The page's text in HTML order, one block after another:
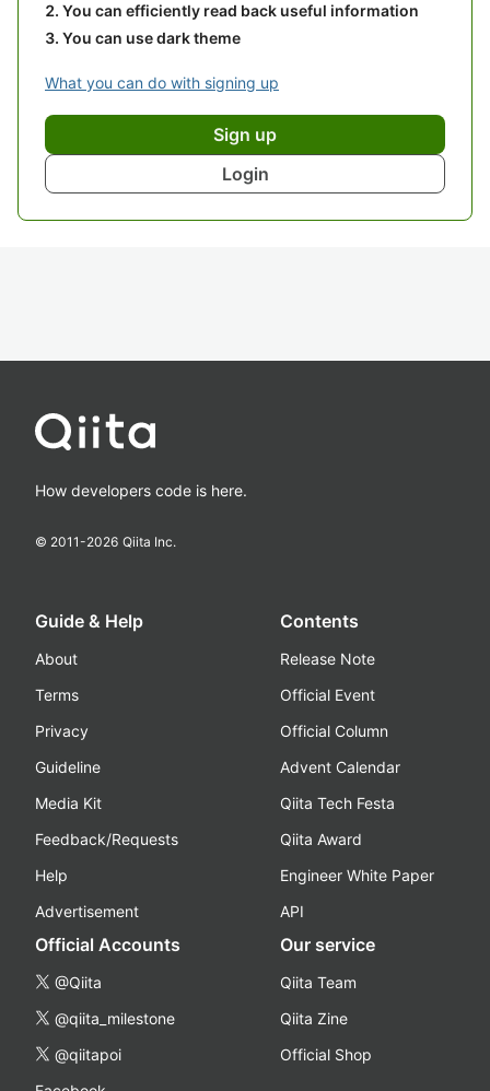
You can efficiently read back useful information
You can use dark theme
What you can do with signing up
Sign up
Login
How developers code is here.
© 2011-2026 Qiita Inc.
Guide & Help
About
Terms
Privacy
Guideline
Media Kit
Feedback/Requests
Help
Advertisement
Contents
Release Note
Official Event
Official Column
Advent Calendar
Qiita Tech Festa
Qiita Award
Engineer White Paper
API
Official Accounts
@Qiita
@qiita_milestone
@qiitapoi
Our service
Qiita Team
Qiita Zine
Official Shop